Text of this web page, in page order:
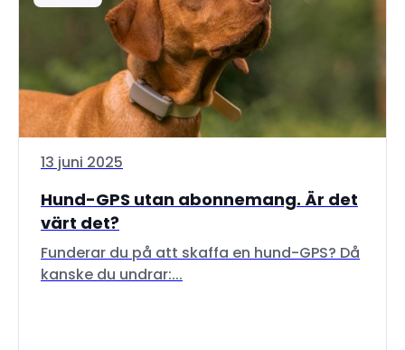
13 juni 2025
Hund-GPS utan abonnemang. Är det
värt det?
Funderar du på att skaffa en hund-GPS? Då
kanske du undrar:...